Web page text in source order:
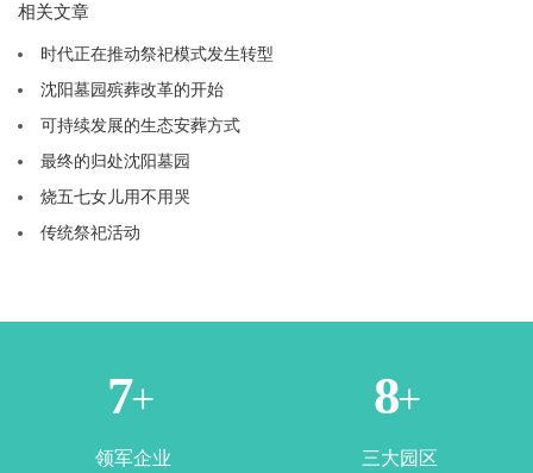
相关文章
时代正在推动祭祀模式发生转型
沈阳墓园殡葬改革的开始
可持续发展的生态安葬方式
最终的归处沈阳墓园
烧五七女儿用不用哭
传统祭祀活动
1+
领军企业
3+
三大园区